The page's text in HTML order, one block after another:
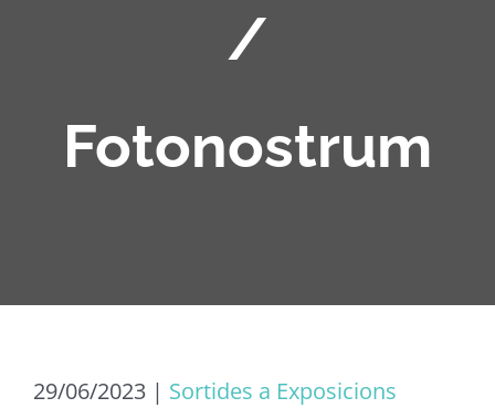
/
Fotonostrum
29/06/2023 | Sortides a Exposicions